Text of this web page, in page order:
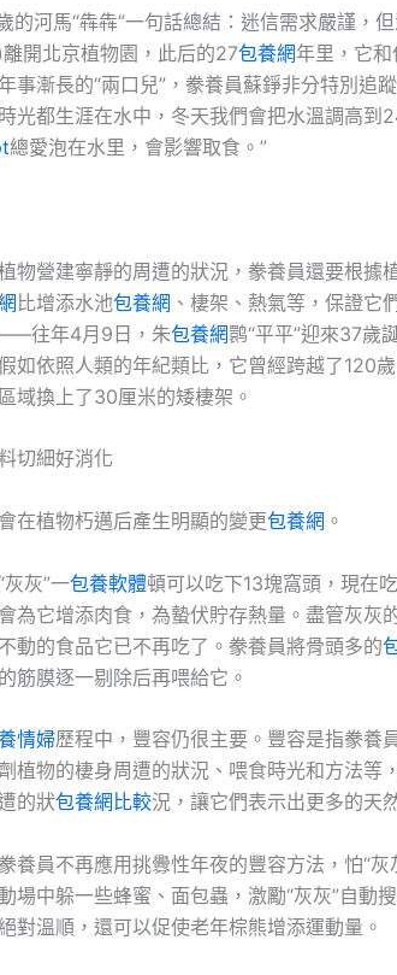
的河馬“犇犇”一句話總結：迷信需求嚴謹，
開北京植物園，此后的27包養網年里，它和
事漸長的“兩口兒”，豢養員蘇錚非分特別追
光都生涯在水中，冬天我們會把水溫調高到
總愛泡在水里，會影響取食。”
物營建寧靜的周遭的狀況，豢養員還要根據
比增添水池包養網 、棲架、熱氣等，保證它
往年4月9日，朱包養網鹮“平平”迎來37歲
如依照人類的年紀類比，它曾經跨越了120
域換上了30厘米的矮棲架。
切細好消化
在植物朽邁后產生明顯的變更包養網 。
灰”一包養軟體頓可以吃下13塊窩頭，現在
為它增添肉食，為蟄伏貯存熱量。盡管灰灰
動的食品它已不再吃了。豢養員將骨頭多的
筋膜逐一剔除后再喂給它。
情婦歷程中，豐容仍很主要。豐容是指豢養
植物的棲身周遭的狀況、喂食時光和方法等
的狀包養網比較況，讓它們表示出更多的天
養員不再應用挑釁性年夜的豐容方法，怕“
場中躲一些蜂蜜、面包蟲，激勵“灰灰”自動
對溫順，還可以促使老年棕熊增添運動量。